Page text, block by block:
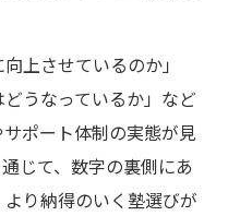
上させているのか」
どうなっているか」など
ポート体制の実態が見
じて、数字の裏側にあ
り納得のいく塾選びが